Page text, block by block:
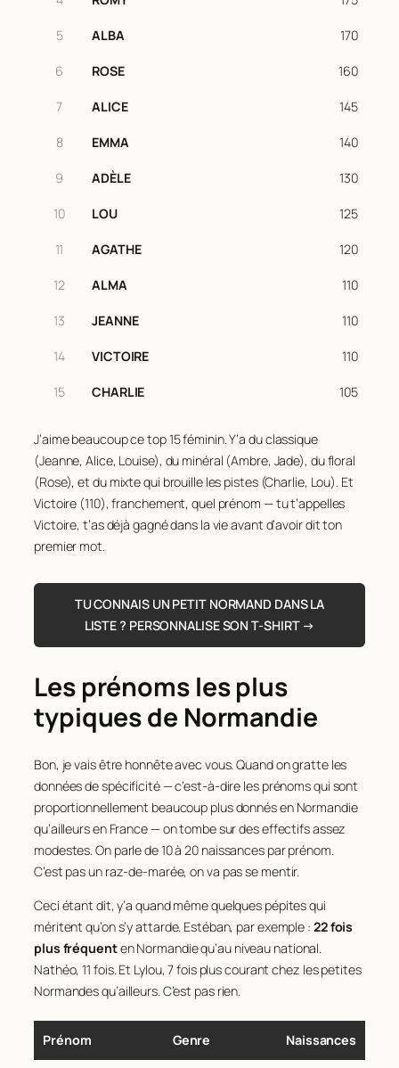
5 ALBA 170
6 ROSE 160
7 ALICE 145
8 EMMA 140
9 ADÈLE 130
10 LOU 125
11 AGATHE 120
12 ALMA 110
13 JEANNE 110
14 VICTOIRE 110
15 CHARLIE 105
J’aime beaucoup ce top 15 féminin. Y’a du classique
(Jeanne, Alice, Louise), du minéral (Ambre, Jade), du floral
(Rose), et du mixte qui brouille les pistes (Charlie, Lou). Et
Victoire (110), franchement, quel prénom — tu t’appelles
Victoire, t’as déjà gagné dans la vie avant d’avoir dit ton
premier mot.
TU CONNAIS UN PETIT NORMAND DANS LA
LISTE ? PERSONNALISE SON T-SHIRT →
Les prénoms les plus
typiques de Normandie
Bon, je vais être honnête avec vous. Quand on gratte les
données de spécificité — c’est-à-dire les prénoms qui sont
proportionnellement beaucoup plus donnés en Normandie
qu’ailleurs en France — on tombe sur des effectifs assez
modestes. On parle de 10 à 20 naissances par prénom.
C’est pas un raz-de-marée, on va pas se mentir.
Ceci étant dit, y’a quand même quelques pépites qui
méritent qu’on s’y attarde. Estéban, par exemple : 22 fois
plus fréquenten Normandie qu’au niveau national.
Nathéo, 11 fois. Et Lylou, 7 fois plus courant chez les petites
Normandes qu’ailleurs. C’est pas rien.
Prénom Genre Naissances